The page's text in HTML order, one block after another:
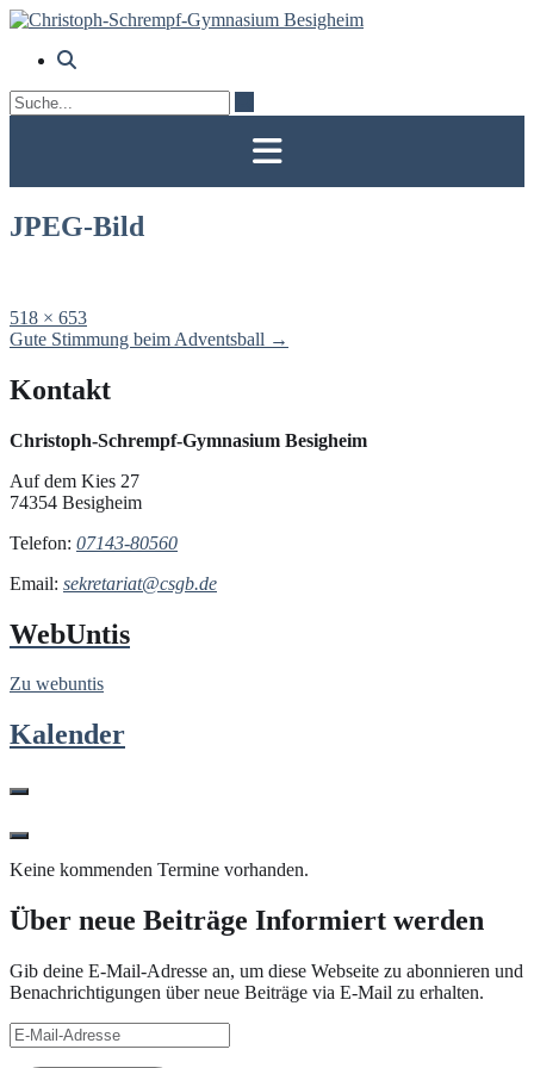
Skip
content
JPEG-Bild
Full
size
518 × 653
Post
Gute Stimmung beim Adventsball →
Kontakt
Christoph-Schrempf-Gymnasium Besigheim
Auf dem Kies 27
74354 Besigheim
Telefon: 07143-80560
Email: sekretariat@csgb.de
WebUntis
Zu webuntis
Kalender
Keine kommenden Termine vorhanden.
Über neue Beiträge Informiert werden
Gib deine E-Mail-Adresse an, um diese Webseite zu abonnieren und
Benachrichtigungen über neue Beiträge via E-Mail zu erhalten.
E-
Mail-